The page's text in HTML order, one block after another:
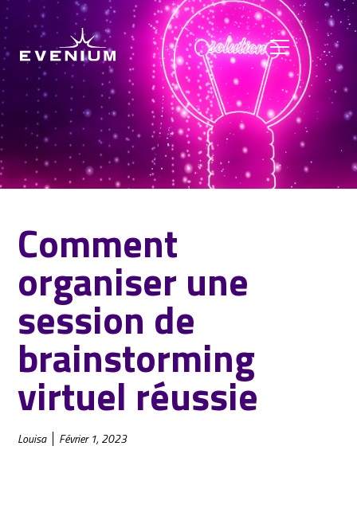
Comment
organiser une
session de
brainstorming
virtuel réussie
Louisa Février 1, 2023